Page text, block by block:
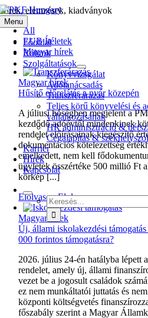
Kihagyás
Menu
Főoldal
Rólunk
Szolgáltatások
Könyvvizsgálat
Adótanácsadás
Transzferárazás
Teljes körű könyvelési és
vállalkozásának
HR adminisztráció &
Cégalapítás &
Karrier
Hírek
Kapcsolat
Keresés...
Hírek, elemzések, kiadványok
All
EUB Ítéletek
Magyar hírek
Magyar hírek
Hűsítő előrelátás a nyár közepén
A júliusi hőségben megjelent a
kezdődő adóévtől mindenkinek
rendelet előírásainak kiegészítő
dokumentációs kötelezettség
emelkedett, nem kell
ügyletek összértéke 500 millió Ft
körkép [...]
ElolvasomElolvasom
Magyar hírek
Új, állami iskolakezdési
000 forintos támogatásra?
2026. július 24-én hatályba lépett
rendelet, amely új, állami
vezet be a jogosult családok
ez nem munkáltatói juttatás és
központi költségvetés
főszabály szerint a Magyar